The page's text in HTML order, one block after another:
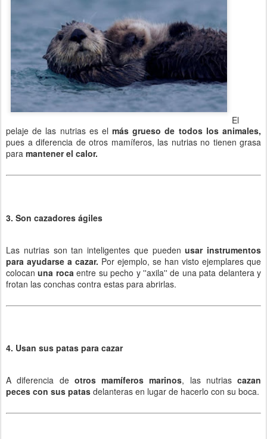
El
pelaje de las nutrias es elmás grueso de todos los animales,
pues a diferencia de otros mamíferos, las nutrias no tienen grasa
para mantener el calor.
3. Son cazadores ágiles
Las nutrias son tan inteligentes que puedenusar instrumentos
para ayudarse a cazar. Por ejemplo, se han visto ejemplares que
colocanuna roca entre su pecho y ''axila'' de una pata delantera y
frotan las conchas contra estas para abrirlas.
4. Usan sus patas para cazar
A diferencia de otros mamíferos marinos, las nutrias cazan
peces con sus patas delanteras en lugar de hacerlo con su boca.